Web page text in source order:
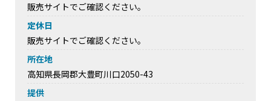
販売サイトでご確認ください。
定休日
販売サイトでご確認ください。
所在地
高知県長岡郡大豊町川口2050-43
提供